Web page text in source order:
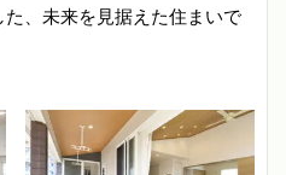
た、未来を見据えた住まいで